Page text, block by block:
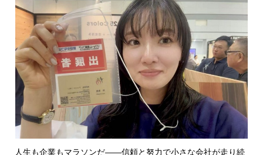
人生も企業もマラソンだ——信頼と努力で小さな会社が走り続